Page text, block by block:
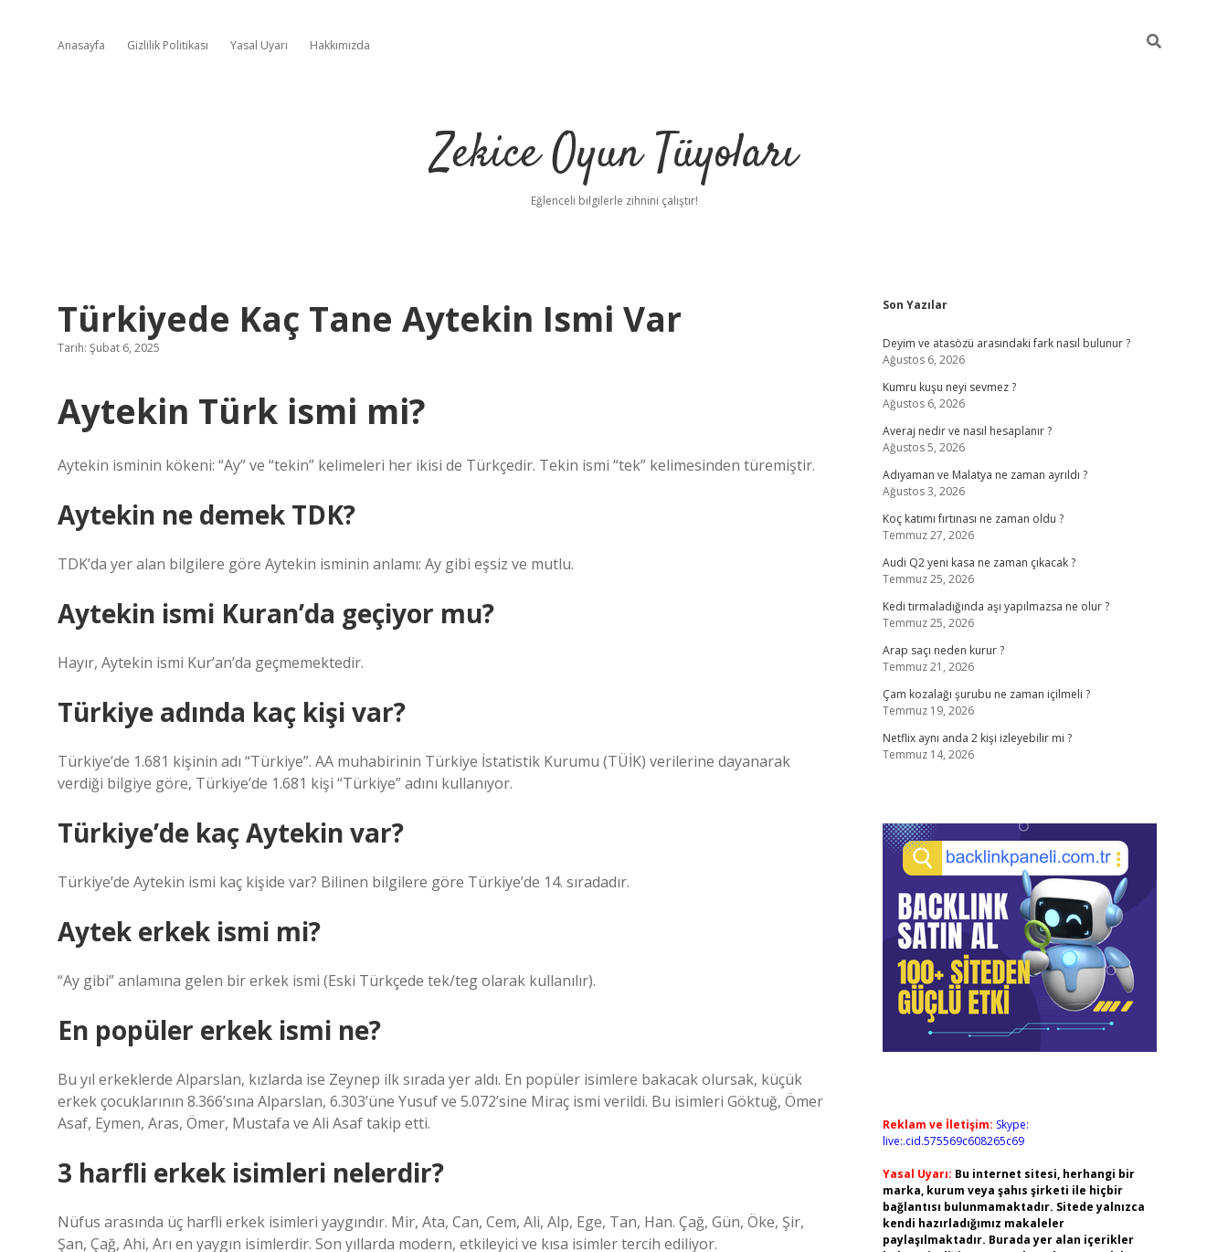
Anasayfa Gizlilik Politikası Yasal Uyarı Hakkımızda
Zekice Oyun Tüyoları
Eğlenceli bilgilerle zihnini çalıştır!
Türkiyede Kaç Tane Aytekin Ismi Var
Tarih: Şubat 6, 2025
Aytekin Türk ismi mi?
Aytekin isminin kökeni: “Ay” ve “tekin” kelimeleri her ikisi de Türkçedir. Tekin ismi “tek” kelimesinden türemiştir.
Aytekin ne demek TDK?
TDK’da yer alan bilgilere göre Aytekin isminin anlamı: Ay gibi eşsiz ve mutlu.
Aytekin ismi Kuran’da geçiyor mu?
Hayır, Aytekin ismi Kur’an’da geçmemektedir.
Türkiye adında kaç kişi var?
Türkiye’de 1.681 kişinin adı “Türkiye”. AA muhabirinin Türkiye İstatistik Kurumu (TÜİK) verilerine dayanarak
verdiği bilgiye göre, Türkiye’de 1.681 kişi “Türkiye” adını kullanıyor.
Türkiye’de kaç Aytekin var?
Türkiye’de Aytekin ismi kaç kişide var? Bilinen bilgilere göre Türkiye’de 14. sıradadır.
Aytek erkek ismi mi?
“Ay gibi” anlamına gelen bir erkek ismi (Eski Türkçede tek/teg olarak kullanılır).
En popüler erkek ismi ne?
Bu yıl erkeklerde Alparslan, kızlarda ise Zeynep ilk sırada yer aldı. En popüler isimlere bakacak olursak, küçük
erkek çocuklarının 8.366’sına Alparslan, 6.303’üne Yusuf ve 5.072’sine Miraç ismi verildi. Bu isimleri Göktuğ, Ömer
Asaf, Eymen, Aras, Ömer, Mustafa ve Ali Asaf takip etti.
3 harfli erkek isimleri nelerdir?
Nüfus arasında üç harfli erkek isimleri yaygındır. Mir, Ata, Can, Cem, Ali, Alp, Ege, Tan, Han. Çağ, Gün, Öke, Şir,
Şan, Çağ, Ahi, Arı en yaygın isimlerdir. Son yıllarda modern, etkileyici ve kısa isimler tercih ediliyor.
Sidebar
Son Yazılar
Deyim ve atasözü arasındaki fark nasıl bulunur ?
Ağustos 6, 2026
Kumru kuşu neyi sevmez ?
Ağustos 6, 2026
Averaj nedir ve nasıl hesaplanır ?
Ağustos 5, 2026
Adıyaman ve Malatya ne zaman ayrıldı ?
Ağustos 3, 2026
Koç katımı fırtınası ne zaman oldu ?
Temmuz 27, 2026
Audi Q2 yeni kasa ne zaman çıkacak ?
Temmuz 25, 2026
Kedi tırmaladığında aşı yapılmazsa ne olur ?
Temmuz 25, 2026
Arap saçı neden kurur ?
Temmuz 21, 2026
Çam kozalağı şurubu ne zaman içilmeli ?
Temmuz 19, 2026
Netflix aynı anda 2 kişi izleyebilir mi ?
Temmuz 14, 2026
Reklam ve İletişim: Skype:
live:.cid.575569c608265c69
Yasal Uyarı: Bu internet sitesi, herhangi bir
marka, kurum veya şahıs şirketi ile hiçbir
bağlantısı bulunmamaktadır. Sitede yalnızca
kendi hazırladığımız makaleler
paylaşılmaktadır. Burada yer alan içerikler
https://ilbet.online/ vdcasino sitesigrandoperabet giriş